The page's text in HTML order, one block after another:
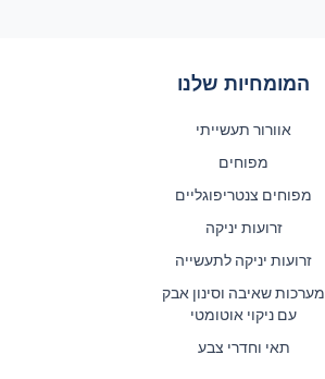
המומחיות שלנו
אוורור תעשייתי
מפוחים
מפוחים צנטריפוגליים
זרועות יניקה
זרועות יניקה לתעשייה
מערכות שאיבה וסינון אבק
עם ניקוי אוטומטי
תאי וחדרי צבע